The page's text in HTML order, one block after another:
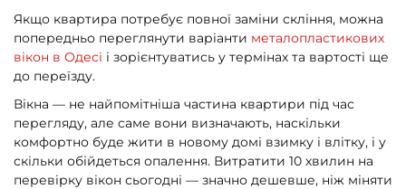
Якщо квартира потребує повної заміни скління, можна
попередньо переглянути варіанти металопластикових
вікон в Одесі і зорієнтуватись у термінах та вартості ще
до переїзду.
Вікна — не найпомітніша частина квартири під час
перегляду, але саме вони визначають, наскільки
комфортно буде жити в новому домі взимку і влітку, і у
скільки обійдеться опалення. Витратити 10 хвилин на
перевірку вікон сьогодні — значно дешевше, ніж міняти